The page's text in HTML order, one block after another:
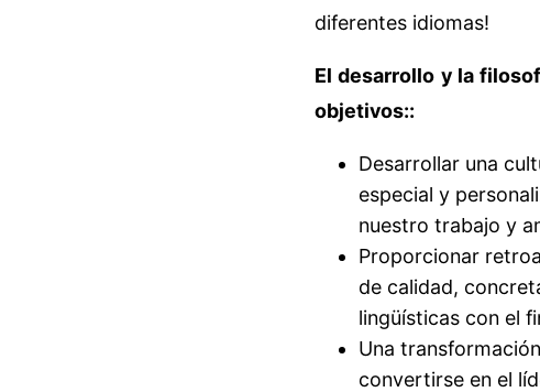
diferentes idiomas!
El desarrollo y la
objetivos::
Desarrollar una
especial y
nuestro trabajo y
Proporcionar
de calidad,
lingüísticas con el
Una
convertirse en el